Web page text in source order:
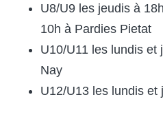
U8/U9 les jeudis à
10h à Pardies Pietat
U10/U11 les lundis et
Nay
U12/U13 les lundis et